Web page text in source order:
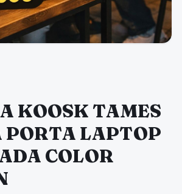
KOOSK TAMES
PORTA LAPTOP
COLOR